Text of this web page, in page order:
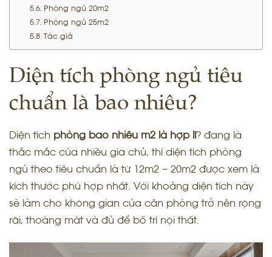
Phòng ngủ 20m2
Phòng ngủ 25m2
Tác giả
Diện tích phòng ngủ tiêu
chuẩn là bao nhiêu?
Diện tích phòng bao nhiêu m2 là hợp lí? đang là
thắc mắc của nhiều gia chủ, thì diện tích phòng
ngủ theo tiêu chuẩn là từ 12m2 – 20m2 được xem là
kích thước phù hợp nhất. Với khoảng diện tích này
sẽ làm cho không gian của căn phòng trở nên rộng
rãi, thoáng mát và đủ để bố trí nội thất.